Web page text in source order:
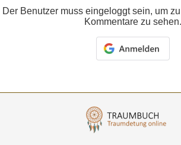
Der Benutzer muss eingeloggt sein, um
Kommentare zu sehen.